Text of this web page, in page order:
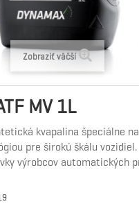
Zobraziť väčší
MV 1L
kvapalina špeciálne
pre širokú škálu
výrobcov automatických